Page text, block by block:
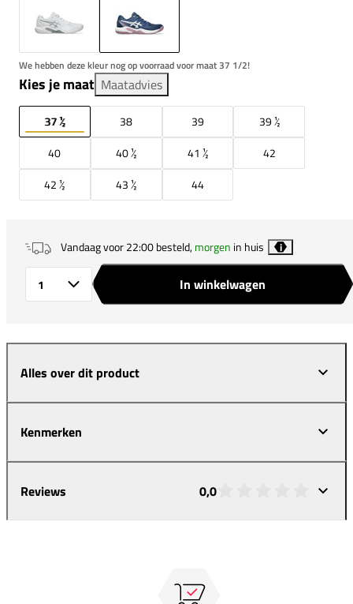
We hebben deze kleur nog op voorraad voor maat 37 1/2!
Kies je maat Maatadvies
37 ½ 38 39
39 ½
40
40 ½ 41 ½
42
42 ½
43 ½ 44
Vandaag voor 22:00 besteld,morgen in huis i
In winkelwagen
Alles over dit product
Kenmerken
Reviews 0,0